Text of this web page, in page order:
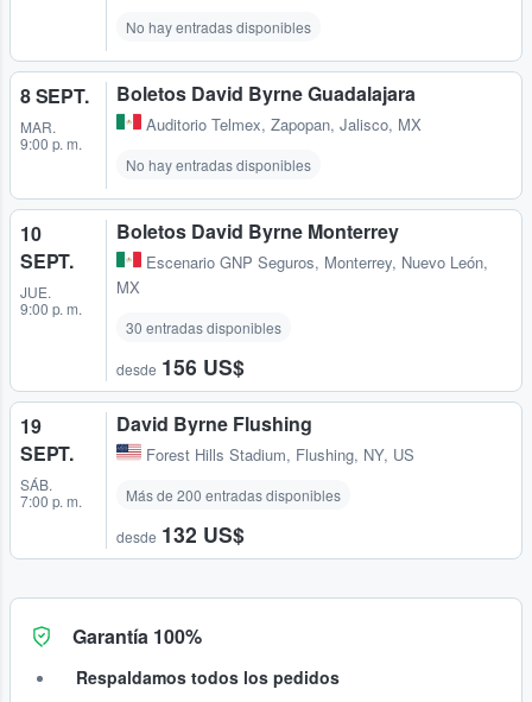
No hay entradas disponibles
8 SEPT.
MAR.
9:00 p. m.
Boletos David Byrne Guadalajara
Auditorio Telmex, Zapopan, Jalisco, MX
No hay entradas disponibles
10
SEPT.
JUE.
9:00 p. m.
Boletos David Byrne Monterrey
Escenario GNP Seguros, Monterrey, Nuevo León,
MX
30 entradas disponibles
desde 156 US$
19
SEPT.
SÁB.
7:00 p. m.
David Byrne Flushing
Forest Hills Stadium, Flushing, NY, US
Más de 200 entradas disponibles
desde 132 US$
Garantía 100%
Respaldamos todos los pedidos